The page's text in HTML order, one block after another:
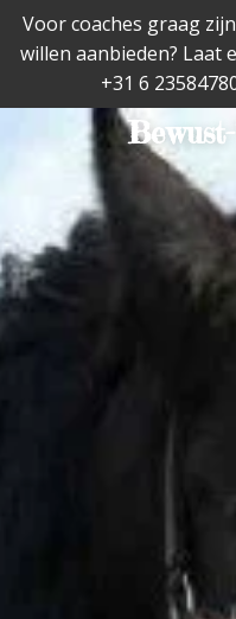
Ga
direct
de
hoofdinhoud
Voor coaches graag
willen aanbieden? Laat
+31 6